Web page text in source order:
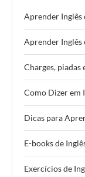
Aprender Inglês
Aprender Inglês
Charges, piadas
Como Dizer em
Dicas para
E-books de
Exercícios de